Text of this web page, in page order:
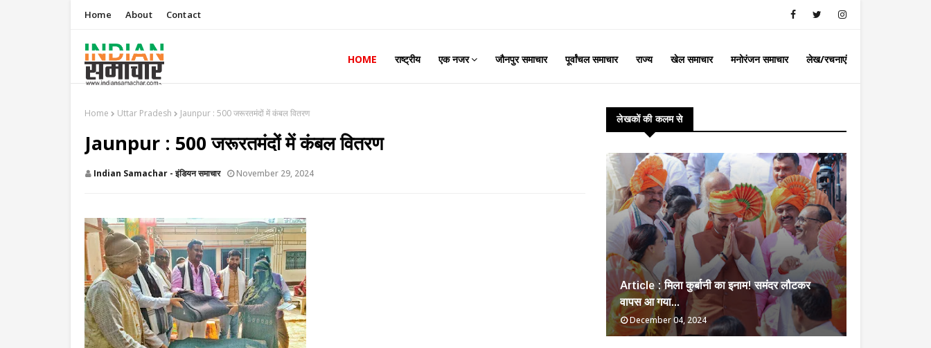
Home About Contact
HOME राष्ट्रीय एक नजर जौनपुर समाचार पूर्वांचल समाचार राज्य खेल समाचार मनोरंजन समाचार लेख/रचनाएं
Home Uttar Pradesh Jaunpur : 500 जरूरतमंदों में कंबल वितरण
Jaunpur : 500 जरूरतमंदों में कंबल वितरण
Indian Samachar - इंडियन समाचार November 29, 2024
लेखकों की कलम से
Article : मिला कुर्बानी का इनाम! समंदर लौटकर
वापस आ गया...
December 04, 2024